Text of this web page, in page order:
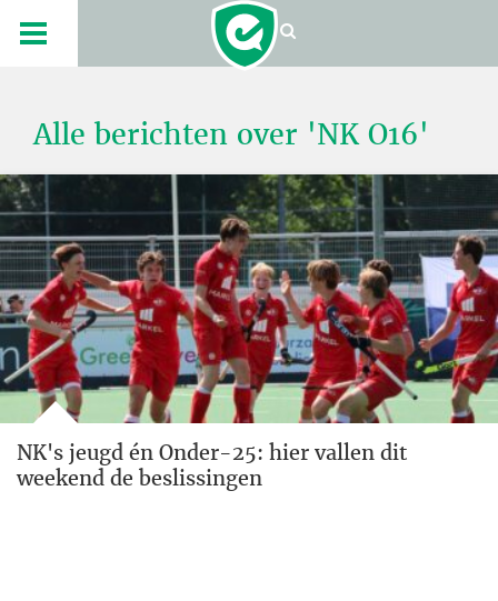
Alle berichten over 'NK O16'
NK's jeugd én Onder-25: hier vallen dit
weekend de beslissingen